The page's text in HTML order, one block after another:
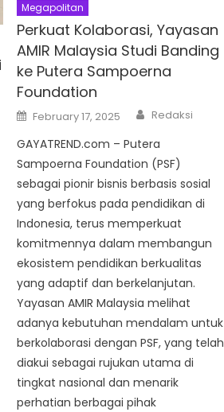
Megapolitan
Perkuat Kolaborasi, Yayasan
AMIR Malaysia Studi Banding
ke Putera Sampoerna
Foundation
Posted
on
February 17, 2025 Author
Redaksi
GAYATREND.com – Putera
Sampoerna Foundation (PSF)
sebagai pionir bisnis berbasis sosial
yang berfokus pada pendidikan di
Indonesia, terus memperkuat
komitmennya dalam membangun
ekosistem pendidikan berkualitas
yang adaptif dan berkelanjutan.
Yayasan AMIR Malaysia melihat
adanya kebutuhan mendalam untuk
berkolaborasi dengan PSF, yang telah
diakui sebagai rujukan utama di
tingkat nasional dan menarik
perhatian berbagai pihak